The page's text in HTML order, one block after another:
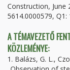
Construction, June
5614.0000579, Q1:
A TÉMAVEZETŐ
KÖZLEMÉNYE:
1. Balázs, G. L.,